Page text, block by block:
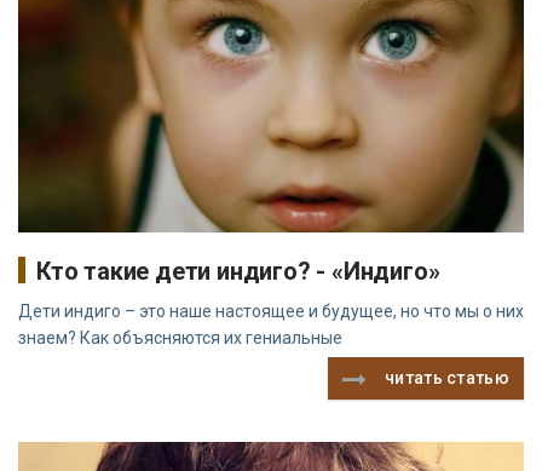
Кто такие дети индиго? - «Индиго»
Дети индиго – это наше настоящее и будущее, но что мы о них
знаем? Как объясняются их гениальные
читать статью